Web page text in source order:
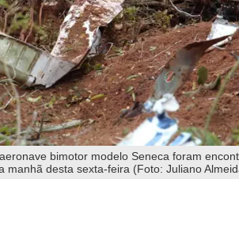
bimotor modelo Seneca foram
manhã desta sexta-feira (Foto: Juliano